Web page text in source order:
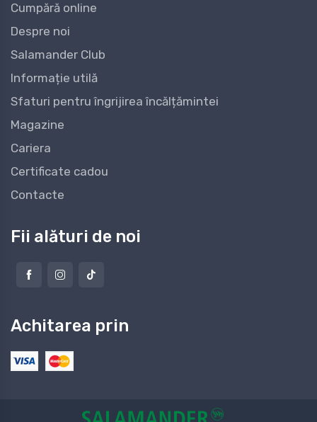
Cumpără online
Despre noi
Salamander Club
Informație utilă
Sfaturi pentru îngrijirea încălțămintei
Magazine
Cariera
Certificate cadou
Contacte
Fii alături de noi
Achitarea prin